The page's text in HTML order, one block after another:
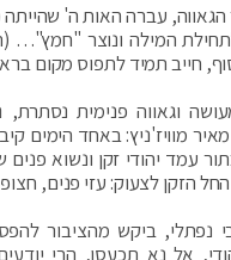
הגאווה, עברה האות ה'
המילה ונוצר "חמץ"…
חייב תמיד לתפוס מקום
וגאווה פנימית נסתרת,
מוויז'ניץ: באחד הימים
עמד יהודי זקן ונשוא פנים
הזקן לצעוק: עזי פנים,
נפתלי, ביקש מהציבור
אל נא תכעסו, הרי